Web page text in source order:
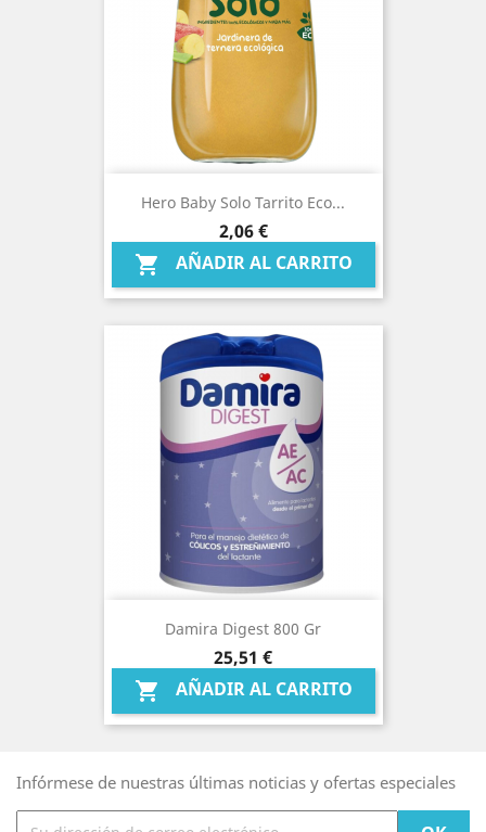
Hero Baby Solo Tarrito Eco...
Precio
2,06 €
 AÑADIR AL CARRITO
Damira Digest 800 Gr
Precio
25,51 €
 AÑADIR AL CARRITO
Infórmese de nuestras últimas noticias y ofertas especiales